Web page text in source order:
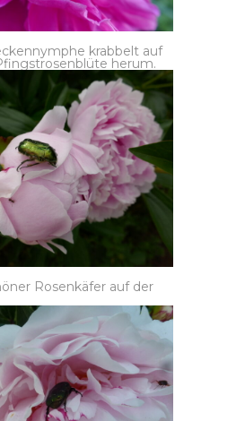
krabbelt auf
herum.
Rosenkäfer auf der